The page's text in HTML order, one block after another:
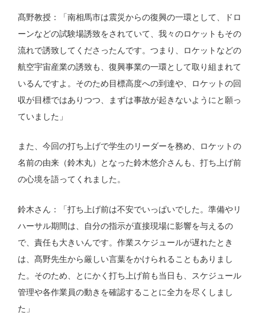
髙野教授：「南相馬市は震災からの復興の一環として、ドロ
ーンなどの試験場誘致をされていて、我々のロケットもその
流れで誘致してくださったんです。つまり、ロケットなどの
航空宇宙産業の誘致も、復興事業の一環として取り組まれて
いるんですよ。そのため目標高度への到達や、ロケットの回
収が目標ではありつつ、まずは事故が起きないようにと願っ
ていました」
また、今回の打ち上げで学生のリーダーを務め、ロケットの
名前の由来（鈴木丸）となった鈴木悠介さんも、打ち上げ前
の心境を語ってくれました。
鈴木さん：「打ち上げ前は不安でいっぱいでした。準備やリ
ハーサル期間は、自分の指示が直接現場に影響を与えるの
で、責任も大きいんです。作業スケジュールが遅れたとき
は、髙野先生から厳しい言葉をかけられることもありまし
た。そのため、とにかく打ち上げ前も当日も、スケジュール
管理や各作業員の動きを確認することに全力を尽くしまし
た」